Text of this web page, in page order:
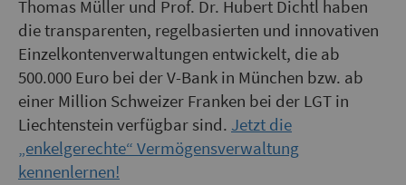
Thomas Müller und Prof. Dr. Hubert Dichtl haben
die transparenten, regelbasierten und innovativen
Einzelkontenverwaltungen entwickelt, die ab
500.000 Euro bei der V-Bank in München bzw. ab
einer Million Schweizer Franken bei der LGT in
Liechtenstein verfügbar sind. Jetzt die
„enkelgerechte“ Vermögensverwaltung
kennenlernen!